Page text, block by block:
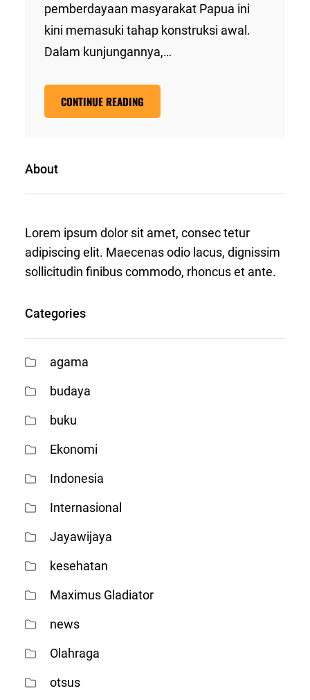
pemberdayaan masyarakat Papua ini
kini memasuki tahap konstruksi awal.
Dalam kunjungannya,…
CONTINUE READING
About
Lorem ipsum dolor sit amet, consec tetur
adipiscing elit. Maecenas odio lacus, dignissim
sollicitudin finibus commodo, rhoncus et ante.
Categories
agama
budaya
buku
Ekonomi
Indonesia
Internasional
Jayawijaya
kesehatan
Maximus Gladiator
news
Olahraga
otsus